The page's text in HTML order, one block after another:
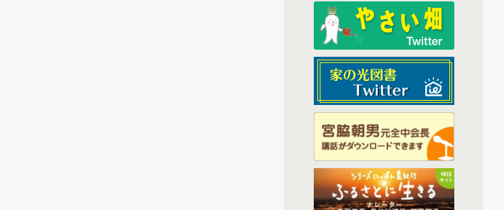
2025年8月配信
2025年9月配信 (6)
2025年1月配信(6)
2025年2月配信(6)
2025年3月配信(4)
2025年4月配信(6)
2025年5月配信(6)
2025年7月配信(6)
2025年10月配信(6)